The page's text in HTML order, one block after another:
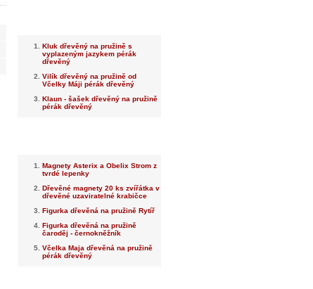
Kluk dřevěný na pružině s
vyplazeným jazykem pérák
dřevěný
Vilík dřevěný na pružině od
Včelky Máji pérák dřevěný
Klaun - šašek dřevěný na pružině
pérák dřevěný
Magnety Asterix a Obelix Strom z
tvrdé lepenky
Dřevěné magnety 20 ks zvířátka v
dřevěné uzaviratelné krabičce
Figurka dřevěná na pružině Rytíř
Figurka dřevěná na pružině
čaroděj - černokněžník
Včelka Maja dřevěná na pružině
pérák dřevěný